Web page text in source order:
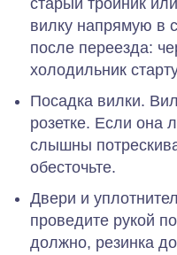
старый тройник
вилку напрямую в
после переезда:
холодильник
Посадка вилки.
розетке. Если она
слышны
обесточьте.
Двери и
проведите рукой
должно, резинка